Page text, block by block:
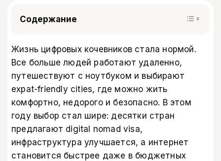
Содержание
Жизнь цифровых кочевников стала нормой.
Все больше людей работают удаленно,
путешествуют с ноутбуком и выбирают
expat-friendly cities, где можно жить
комфортно, недорого и безопасно. В этом
году выбор стал шире: десятки стран
предлагают digital nomad visa,
инфраструктура улучшается, а интернет
становится быстрее даже в бюджетных